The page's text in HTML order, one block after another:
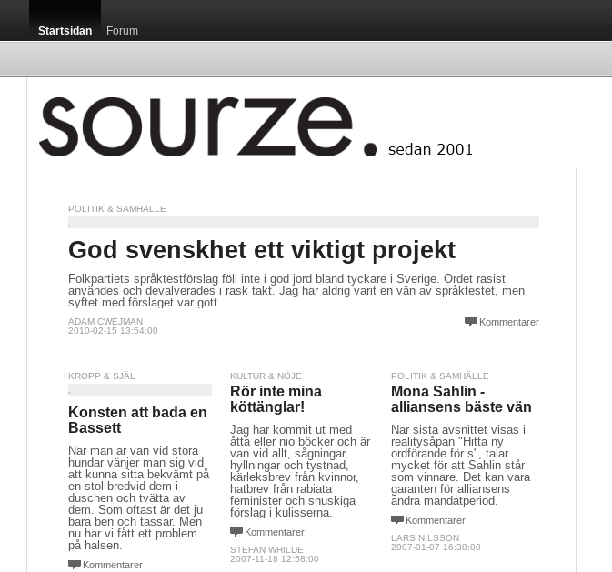
Startsidan Forum
POLITIK & SAMHÄLLE
God svenskhet ett viktigt projekt
Folkpartiets språktestförslag föll inte i god jord bland tyckare i Sverige. Ordet rasist
användes och devalverades i rask takt. Jag har aldrig varit en vän av språktestet, men
syftet med förslaget var gott.
Kommentarer
ADAM CWEJMAN
2010-02-15 13:54:00
KROPP & SJÄL
Konsten att bada en
Bassett
När man är van vid stora
hundar vänjer man sig vid
att kunna sitta bekvämt på
en stol bredvid dem i
duschen och tvätta av
dem. Som oftast är det ju
bara ben och tassar. Men
nu har vi fått ett problem
på halsen.
Kommentarer
KULTUR & NÖJE
Rör inte mina
köttänglar!
Jag har kommit ut med
åtta eller nio böcker och är
van vid allt, sågningar,
hyllningar och tystnad,
kärleksbrev från kvinnor,
hatbrev från rabiata
feminister och snuskiga
förslag i kulisserna.
Kommentarer
STEFAN WHILDE
2007-11-18 12:58:00
POLITIK & SAMHÄLLE
Mona Sahlin -
alliansens bäste vän
När sista avsnittet visas i
realitysåpan "Hitta ny
ordförande för s", talar
mycket för att Sahlin står
som vinnare. Det kan vara
garanten för alliansens
andra mandatperiod.
Kommentarer
LARS NILSSON
2007-01-07 16:38:00